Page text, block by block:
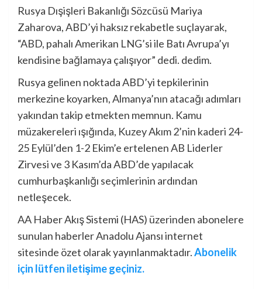
Rusya Dışişleri Bakanlığı Sözcüsü Mariya
Zaharova, ABD’yi haksız rekabetle suçlayarak,
“ABD, pahalı Amerikan LNG’si ile Batı Avrupa’yı
kendisine bağlamaya çalışıyor” dedi. dedim.
Rusya gelinen noktada ABD’yi tepkilerinin
merkezine koyarken, Almanya’nın atacağı adımları
yakından takip etmekten memnun. Kamu
müzakereleri ışığında, Kuzey Akım 2’nin kaderi 24-
25 Eylül’den 1-2 Ekim’e ertelenen AB Liderler
Zirvesi ve 3 Kasım’da ABD’de yapılacak
cumhurbaşkanlığı seçimlerinin ardından
netleşecek.
AA Haber Akış Sistemi (HAS) üzerinden abonelere
sunulan haberler Anadolu Ajansı internet
sitesinde özet olarak yayınlanmaktadır.Abonelik
için lütfen iletişime geçiniz.